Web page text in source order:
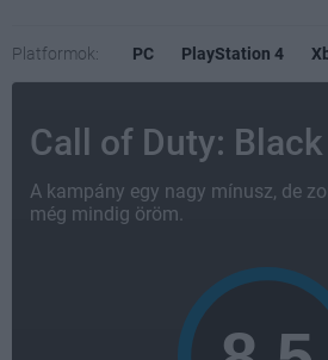
Platformok: PC PlayStation 4
Call of Duty: Black
A kampány egy nagy mínusz, de
még mindig öröm.